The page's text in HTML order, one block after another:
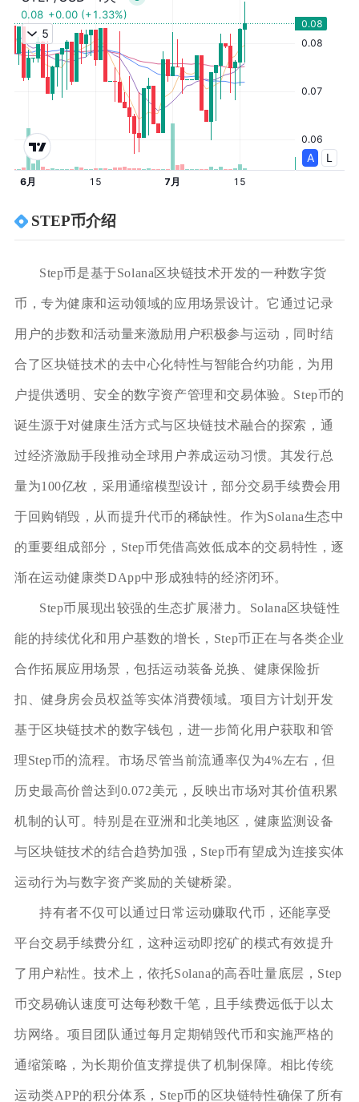
STEP币介绍
Step币是基于Solana区块链技术开发的一种数字货
币，专为健康和运动领域的应用场景设计。它通过记录
用户的步数和活动量来激励用户积极参与运动，同时结
合了区块链技术的去中心化特性与智能合约功能，为用
户提供透明、安全的数字资产管理和交易体验。Step币的
诞生源于对健康生活方式与区块链技术融合的探索，通
过经济激励手段推动全球用户养成运动习惯。其发行总
量为100亿枚，采用通缩模型设计，部分交易手续费会用
于回购销毁，从而提升代币的稀缺性。作为Solana生态中
的重要组成部分，Step币凭借高效低成本的交易特性，逐
渐在运动健康类DApp中形成独特的经济闭环。
Step币展现出较强的生态扩展潜力。Solana区块链性
能的持续优化和用户基数的增长，Step币正在与各类企业
合作拓展应用场景，包括运动装备兑换、健康保险折
扣、健身房会员权益等实体消费领域。项目方计划开发
基于区块链技术的数字钱包，进一步简化用户获取和管
理Step币的流程。市场尽管当前流通率仅为4%左右，但
历史最高价曾达到0.072美元，反映出市场对其价值积累
机制的认可。特别是在亚洲和北美地区，健康监测设备
与区块链技术的结合趋势加强，Step币有望成为连接实体
运动行为与数字资产奖励的关键桥梁。
持有者不仅可以通过日常运动赚取代币，还能享受
平台交易手续费分红，这种运动即挖矿的模式有效提升
了用户粘性。技术上，依托Solana的高吞吐量底层，Step
币交易确认速度可达每秒数千笔，且手续费远低于以太
坊网络。项目团队通过每月定期销毁代币和实施严格的
通缩策略，为长期价值支撑提供了机制保障。相比传统
运动类APP的积分体系，Step币的区块链特性确保了所有